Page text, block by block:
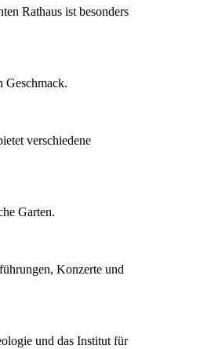
Rathaus ist besonders
Geschmack.
verschiedene
Garten.
Konzerte und
und das Institut für